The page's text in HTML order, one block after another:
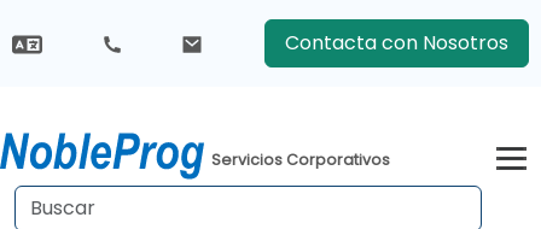
Contacta con Nosotros
Servicios Corporativos